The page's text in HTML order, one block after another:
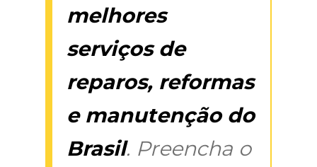
melhores
serviços de
reparos, reformas
e manutenção do
Brasil. Preencha o